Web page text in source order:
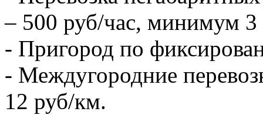
– 500 руб/час, минимум 3
- Пригород по
- Междугородние
12 руб/км.